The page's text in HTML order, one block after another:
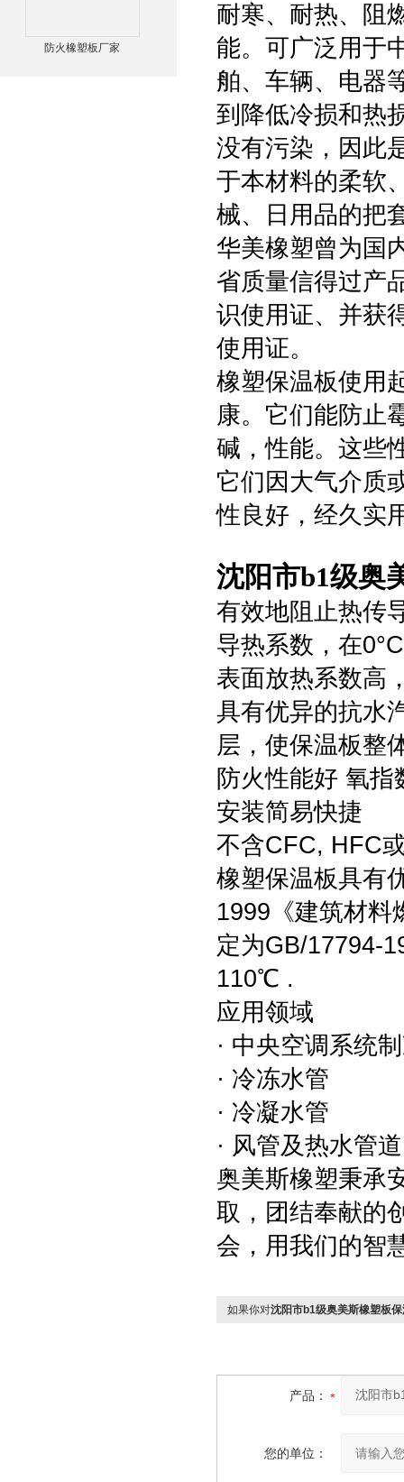
防火橡塑板厂家
耐寒、耐热、阻
能。可广泛用于
舶、车辆、电器
到降低冷损和热
没有污染，因此
于本材料的柔软
械、日用品的把
华美橡塑曾为国
省质量信得过产
识使用证、并获
使用证。
橡塑保温板使用
康。它们能防止
碱，性能。这些
它们因大气介质
性良好，经久实
沈阳市b1级奥
有效地阻止热传
导热系数，在
表面放热系数高
具有优异的抗水
层，使保温板整
防火性能好 氧指
安装简易快捷
不含CFC, HFC
橡塑保温板具有
1999《建筑材料
定为GB/17794-
110℃ .
应用领域
· 中央空调系统
· 冷冻水管
· 冷凝水管
· 风管及热水管道
奥美斯橡塑秉承
取，团结奉献的
会，用我们的智
如果你对沈阳市b1级奥美斯橡塑板
产品：
您的单位：